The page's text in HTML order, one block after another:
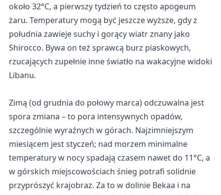
około 32°C, a pierwszy tydzień to często apogeum
żaru. Temperatury mogą być jeszcze wyższe, gdy z
południa zawieje suchy i gorący wiatr znany jako
Shirocco. Bywa on też sprawcą burz piaskowych,
rzucających zupełnie inne światło na wakacyjne widoki
Libanu.
Zimą (od grudnia do połowy marca) odczuwalna jest
spora zmiana – to pora intensywnych opadów,
szczególnie wyraźnych w górach. Najzimniejszym
miesiącem jest styczeń; nad morzem minimalne
temperatury w nocy spadają czasem nawet do 11°C, a
w górskich miejscowościach śnieg potrafi solidnie
przyprószyć krajobraz. Za to w dolinie Bekaa i na